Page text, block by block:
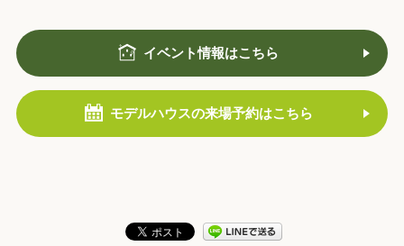
イベント情報はこちら
モデルハウスの来場予約はこちら